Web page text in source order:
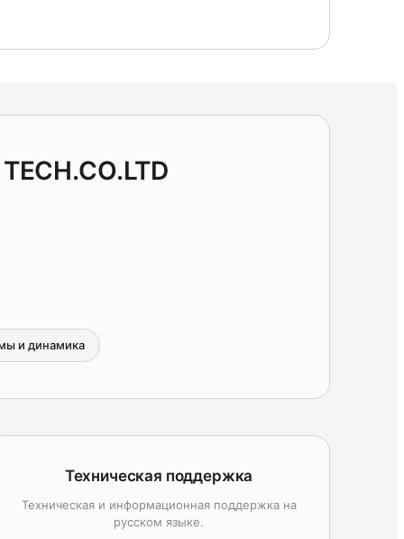
и динамика
Техническая поддержка
Техническая и информационная поддержка на
русском языке.